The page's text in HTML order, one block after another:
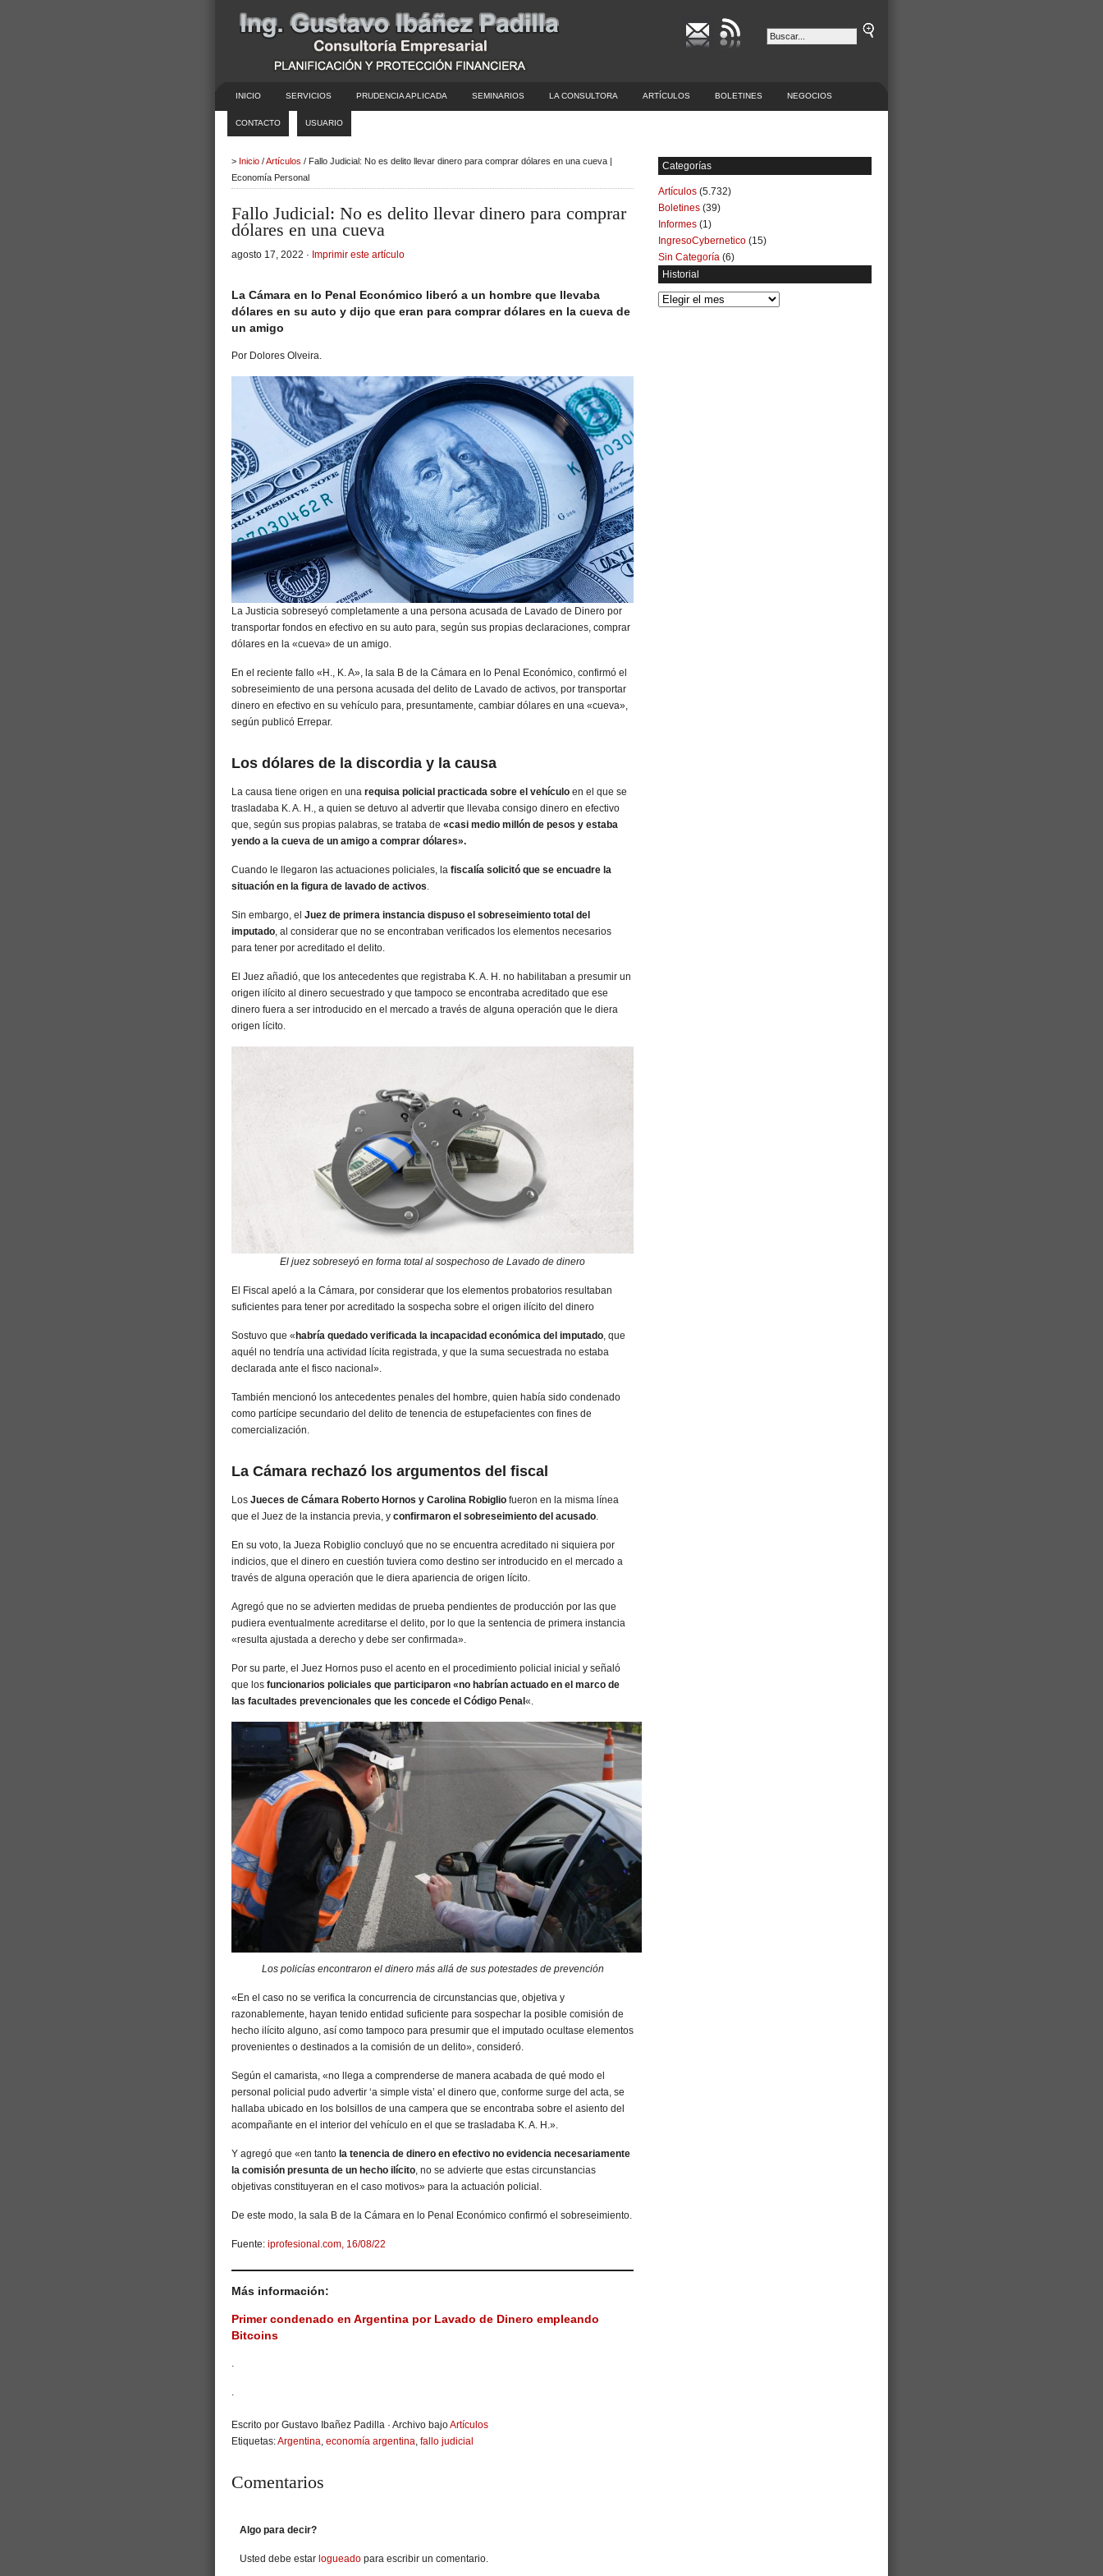
INICIO SERVICIOS PRUDENCIA APLICADA SEMINARIOS LA CONSULTORA ARTÍCULOS BOLETINES NEGOCIOS
CONTACTO USUARIO
> Inicio /Artículos / Fallo Judicial: No es delito llevar dinero para comprar dólares en una cueva |
Economía Personal
Fallo Judicial: No es delito llevar dinero para comprar
dólares en una cueva
agosto 17, 2022 · Imprimir este artículo
La Cámara en lo Penal Económico liberó a un hombre que llevaba
dólares en su auto y dijo que eran para comprar dólares en la cueva de
un amigo
Por Dolores Olveira.
La Justicia sobreseyó completamente a una persona acusada de Lavado de Dinero por
transportar fondos en efectivo en su auto para, según sus propias declaraciones, comprar
dólares en la «cueva» de un amigo.
En el reciente fallo «H., K. A», la sala B de la Cámara en lo Penal Económico, confirmó el
sobreseimiento de una persona acusada del delito de Lavado de activos, por transportar
dinero en efectivo en su vehículo para, presuntamente, cambiar dólares en una «cueva»,
según publicó Errepar.
Los dólares de la discordia y la causa
La causa tiene origen en una requisa policial practicada sobre el vehículo en el que se
trasladaba K. A. H., a quien se detuvo al advertir que llevaba consigo dinero en efectivo
que, según sus propias palabras, se trataba de «casi medio millón de pesos y estaba
yendo a la cueva de un amigo a comprar dólares».
Cuando le llegaron las actuaciones policiales, la fiscalía solicitó que se encuadre la
situación en la figura de lavado de activos.
Sin embargo, el Juez de primera instancia dispuso el sobreseimiento total del
imputado, al considerar que no se encontraban verificados los elementos necesarios
para tener por acreditado el delito.
El Juez añadió, que los antecedentes que registraba K. A. H. no habilitaban a presumir un
origen ilícito al dinero secuestrado y que tampoco se encontraba acreditado que ese
dinero fuera a ser introducido en el mercado a través de alguna operación que le diera
origen lícito.
El juez sobreseyó en forma total al sospechoso de Lavado de dinero
El Fiscal apeló a la Cámara, por considerar que los elementos probatorios resultaban
suficientes para tener por acreditado la sospecha sobre el origen ilícito del dinero
Sostuvo que « habría quedado verificada la incapacidad económica del imputado, que
aquél no tendría una actividad lícita registrada, y que la suma secuestrada no estaba
declarada ante el fisco nacional».
También mencionó los antecedentes penales del hombre, quien había sido condenado
como partícipe secundario del delito de tenencia de estupefacientes con fines de
comercialización.
La Cámara rechazó los argumentos del fiscal
Los Jueces de Cámara Roberto Hornos y Carolina Robiglio fueron en la misma línea
que el Juez de la instancia previa, y confirmaron el sobreseimiento del acusado.
En su voto, la Jueza Robiglio concluyó que no se encuentra acreditado ni siquiera por
indicios, que el dinero en cuestión tuviera como destino ser introducido en el mercado a
través de alguna operación que le diera apariencia de origen lícito.
Agregó que no se advierten medidas de prueba pendientes de producción por las que
pudiera eventualmente acreditarse el delito, por lo que la sentencia de primera instancia
«resulta ajustada a derecho y debe ser confirmada».
Por su parte, el Juez Hornos puso el acento en el procedimiento policial inicial y señaló
que los funcionarios policiales que participaron «no habrían actuado en el marco de
las facultades prevencionales que les concede el Código Penal«.
Los policías encontraron el dinero más allá de sus potestades de prevención
«En el caso no se verifica la concurrencia de circunstancias que, objetiva y
razonablemente, hayan tenido entidad suficiente para sospechar la posible comisión de
hecho ilícito alguno, así como tampoco para presumir que el imputado ocultase elementos
provenientes o destinados a la comisión de un delito», consideró.
Según el camarista, «no llega a comprenderse de manera acabada de qué modo el
personal policial pudo advertir ‘a simple vista’ el dinero que, conforme surge del acta, se
hallaba ubicado en los bolsillos de una campera que se encontraba sobre el asiento del
acompañante en el interior del vehículo en el que se trasladaba K. A. H.».
Y agregó que «en tanto la tenencia de dinero en efectivo no evidencia necesariamente
la comisión presunta de un hecho ilícito, no se advierte que estas circunstancias
objetivas constituyeran en el caso motivos» para la actuación policial.
De este modo, la sala B de la Cámara en lo Penal Económico confirmó el sobreseimiento.
Fuente: iprofesional.com, 16/08/22
Más información:
Primer condenado en Argentina por Lavado de Dinero empleando
Bitcoins
.
.
Escrito por Gustavo Ibañez Padilla · Archivo bajoArtículos
Etiquetas:Argentina, economía argentina, fallo judicial
Comentarios
Algo para decir?
Usted debe estar logueado para escribir un comentario.
Categorías
Artículos (5.732)
Boletines (39)
Informes (1)
IngresoCybernetico (15)
Sin Categoría (6)
Historial
Historial